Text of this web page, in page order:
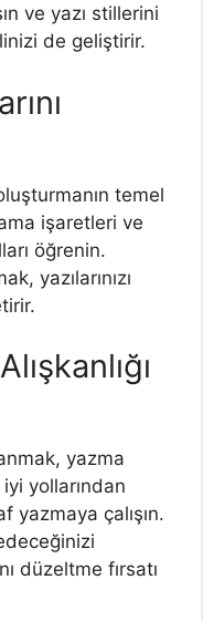
ve yazı stillerini
de geliştirir.
temel
işaretleri ve
öğrenin.
yazılarınızı
yazma
yollarından
yazmaya çalışın.
düzeltme fırsatı